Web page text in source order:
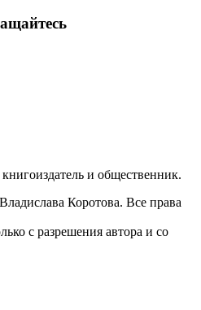
и общественник.
Коротова. Все права
с разрешения автора и со